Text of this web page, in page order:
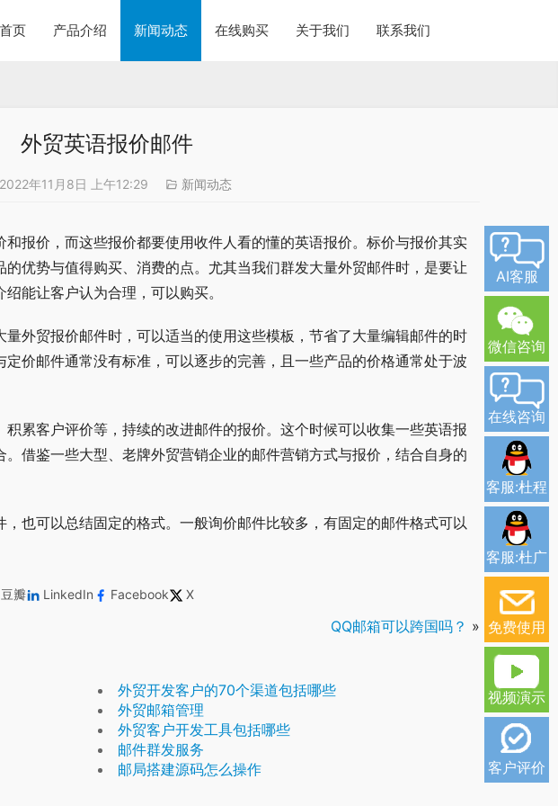
首页 产品介绍 新闻动态 在线购买 关于我们 联系我们
外贸英语报价邮件
2022年11月8日 上午12:29 新闻动态
报价，而这些报价都要使用收件人看的懂的英语报价。标价与报价其实
优势与值得购买、消费的点。尤其当我们群发大量外贸邮件时，是要让
能让客户认为合理，可以购买。
外贸报价邮件时，可以适当的使用这些模板，节省了大量编辑邮件的时
价邮件通常没有标准，可以逐步的完善，且一些产品的价格通常处于波
累客户评价等，持续的改进邮件的报价。这个时候可以收集一些英语报
借鉴一些大型、老牌外贸营销企业的邮件营销方式与报价，结合自身的
也可以总结固定的格式。一般询价邮件比较多，有固定的邮件格式可以
豆瓣 LinkedIn Facebook X
QQ邮箱可以跨国吗？ »
外贸开发客户的70个渠道包括哪些
外贸邮箱管理
外贸客户开发工具包括哪些
邮件群发服务
邮局搭建源码怎么操作
AI客服
微信咨询
在线咨询
客服:杜程
客服:杜广
免费使用
视频演示
客户评价